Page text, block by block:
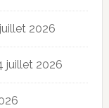
2026
juillet 2026